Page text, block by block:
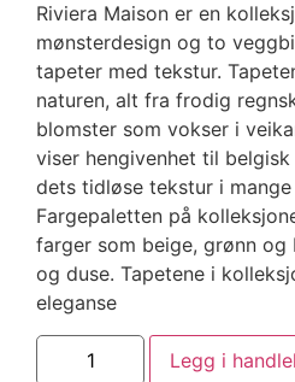
Riviera Maison er en
mønsterdesign og to
tapeter med tekstur.
naturen, alt fra frodig
blomster som vokser i
viser hengivenhet til
dets tidløse tekstur i mange
Fargepaletten på
farger som beige, grønn og
og duse. Tapetene i
eleganse
Legg i